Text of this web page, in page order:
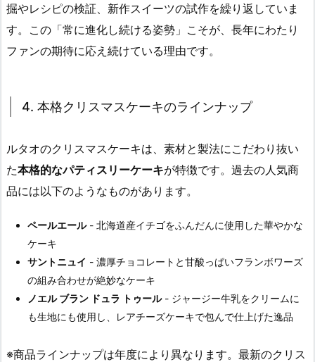
掘やレシピの検証、新作スイーツの試作を繰り返していま
す。この「常に進化し続ける姿勢」こそが、長年にわたり
ファンの期待に応え続けている理由です。
4. 本格クリスマスケーキのラインナップ
ルタオのクリスマスケーキは、素材と製法にこだわり抜い
た本格的なパティスリーケーキが特徴です。過去の人気商
品には以下のようなものがあります。
ペールエール- 北海道産イチゴをふんだんに使用した華やかな
ケーキ
サントニュイ - 濃厚チョコレートと甘酸っぱいフランボワーズ
の組み合わせが絶妙なケーキ
ノエル ブラン ドュラ トゥール- ジャージー牛乳をクリームに
も生地にも使用し、レアチーズケーキで包んで仕上げた逸品
※商品ラインナップは年度により異なります。最新のクリス